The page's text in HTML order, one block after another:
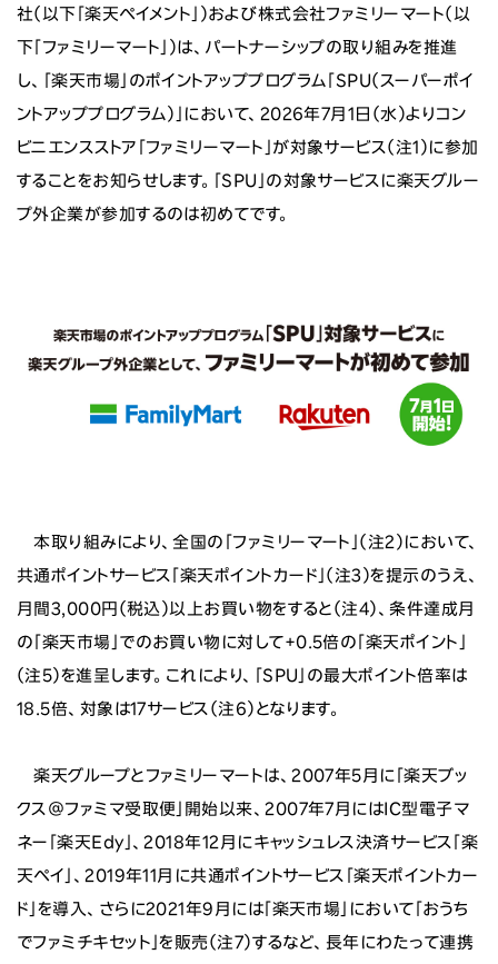
社（以下「楽天ペイメント」）および株式会社ファミリーマート（以
下「ファミリーマート」）は、パートナーシップの取り組みを推進
し、「楽天市場」のポイントアッププログラム「SPU（スーパーポイ
ントアッププログラム）」において、2026年7月1日（水）よりコン
ビニエンスストア「ファミリーマート」が対象サービス（注1）に参加
することをお知らせします。「SPU」の対象サービスに楽天グルー
プ外企業が参加するのは初めてです。
本取り組みにより、全国の「ファミリーマート」（注2）において、
共通ポイントサービス「楽天ポイントカード」（注3）を提示のうえ、
月間3,000円（税込）以上お買い物をすると（注4）、条件達成月
の「楽天市場」でのお買い物に対して+0.5倍の「楽天ポイント」
（注5）を進呈します。これにより、「SPU」の最大ポイント倍率は
18.5倍、対象は17サービス（注6）となります。
楽天グループとファミリーマートは、2007年5月に「楽天ブッ
クス＠ファミマ受取便」開始以来、2007年7月にはIC型電子マ
ネー「楽天Edy」、2018年12月にキャッシュレス決済サービス「楽
天ペイ」、2019年11月に共通ポイントサービス「楽天ポイントカー
ド」を導入、さらに2021年9月には「楽天市場」において「おうち
でファミチキセット」を販売（注7）するなど、長年にわたって連携